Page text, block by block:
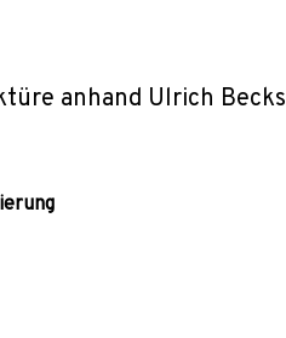
anhand Ulrich Becks